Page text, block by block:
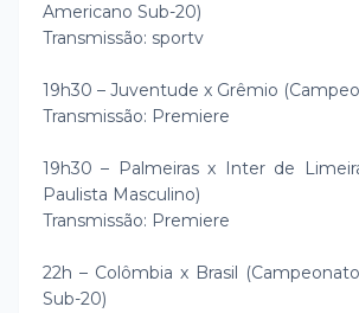
Americano Sub-20)
Transmissão: sportv
19h30 – Juventude x Grêmio
Transmissão: Premiere
19h30 – Palmeiras x Inter de
Paulista Masculino)
Transmissão: Premiere
22h – Colômbia x Brasil
Sub-20)